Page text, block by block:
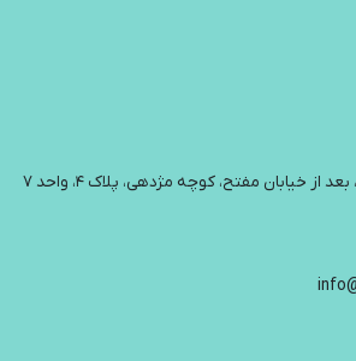
مفتح، کوچه مژدهی، پلاک 4، واحد 7